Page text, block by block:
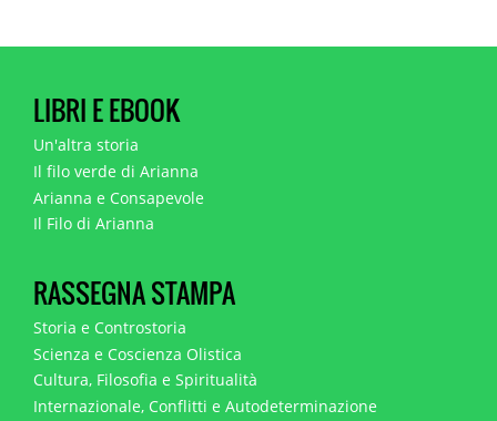
LIBRI E EBOOK
Un'altra storia
Il filo verde di Arianna
Arianna e Consapevole
Il Filo di Arianna
RASSEGNA STAMPA
Storia e Controstoria
Scienza e Coscienza Olistica
Cultura, Filosofia e Spiritualità
Internazionale, Conflitti e Autodeterminazione